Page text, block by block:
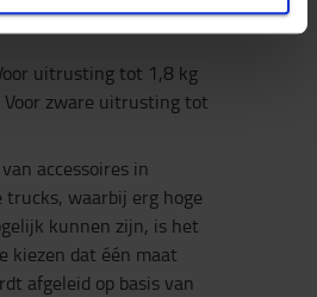
lichte uitrusting tot 0,9
uitrusting tot 1,8 kg
Voor zware uitrusting tot
accessoires in
waarbij erg hoge
kunnen zijn, is het
kiezen dat één maat
afgeleid op basis van